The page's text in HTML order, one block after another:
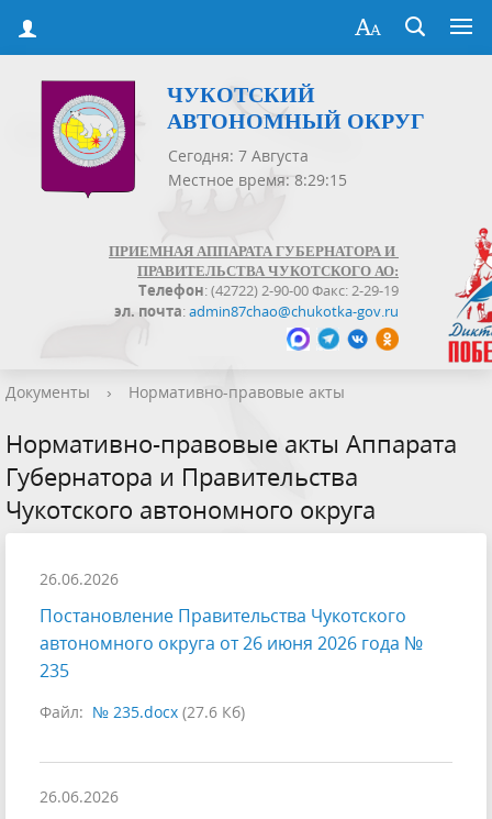
ЧУКОТСКИЙ
АВТОНОМНЫЙ ОКРУГ
Сегодня: 7 Августа
Местное время: 8:29:15
ПРИЕМНАЯ АППАРАТА ГУБЕРНАТОРА И
ПРАВИТЕЛЬСТВА ЧУКОТСКОГО АО:
Телефон: (42722) 2-90-00 Факс: 2-29-19
эл. почта:admin87chao@chukotka-gov.ru
Документы › Нормативно-правовые акты
Нормативно-правовые акты Аппарата
Губернатора и Правительства
Чукотского автономного округа
26.06.2026
Постановление Правительства Чукотского
автономного округа от 26 июня 2026 года №
235
Файл: № 235.docx (27.6 Кб)
26.06.2026